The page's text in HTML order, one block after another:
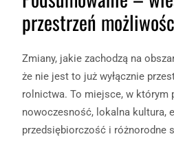
przestrzeń
Zmiany, jakie zachodzą na
że nie jest to już wyłącznie
rolnictwa. To miejsce, w którym
nowoczesność, lokalna kultura,
przedsiębiorczość i różnorodne